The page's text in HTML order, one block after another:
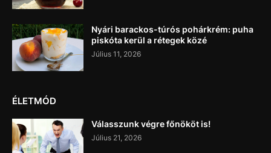
Nyári barackos-túrós pohárkrém: puha
piskóta kerül a rétegek közé
Július 11, 2026
ÉLETMÓD
Válasszunk végre főnököt is!
Július 21, 2026